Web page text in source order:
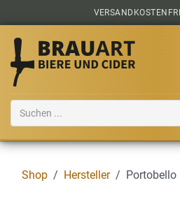
Zum Inhalt springen
Shop Hersteller Portobello